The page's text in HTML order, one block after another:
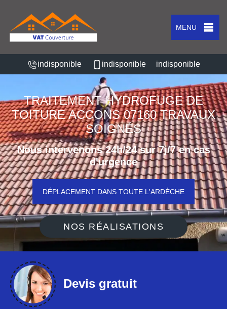
MENU
indisponible indisponible indisponible
TRAITEMENT HYDROFUGE DE
TOITURE ACCONS 07160 TRAVAUX
SOIGNÉS
Nous intervenons 24h/24 sur 7j/7 en cas
d'urgence
DÉPLACEMENT DANS TOUTE L'ARDÈCHE
NOS RÉALISATIONS
Devis gratuit